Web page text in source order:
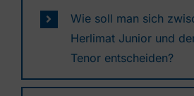
Wie soll man sich
Herlimat Junior und
Tenor entscheiden?